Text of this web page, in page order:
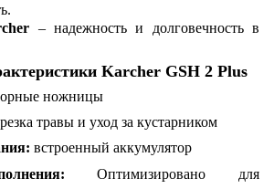
– надежность и долговечность в
Karcher GSH 2 Plus
ножницы
травы и уход за кустарником
встроенный аккумулятор
Оптимизировано для